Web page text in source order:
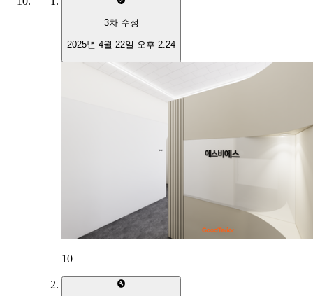
3차 수정
2025년 4월 22일 오후 2:24
10